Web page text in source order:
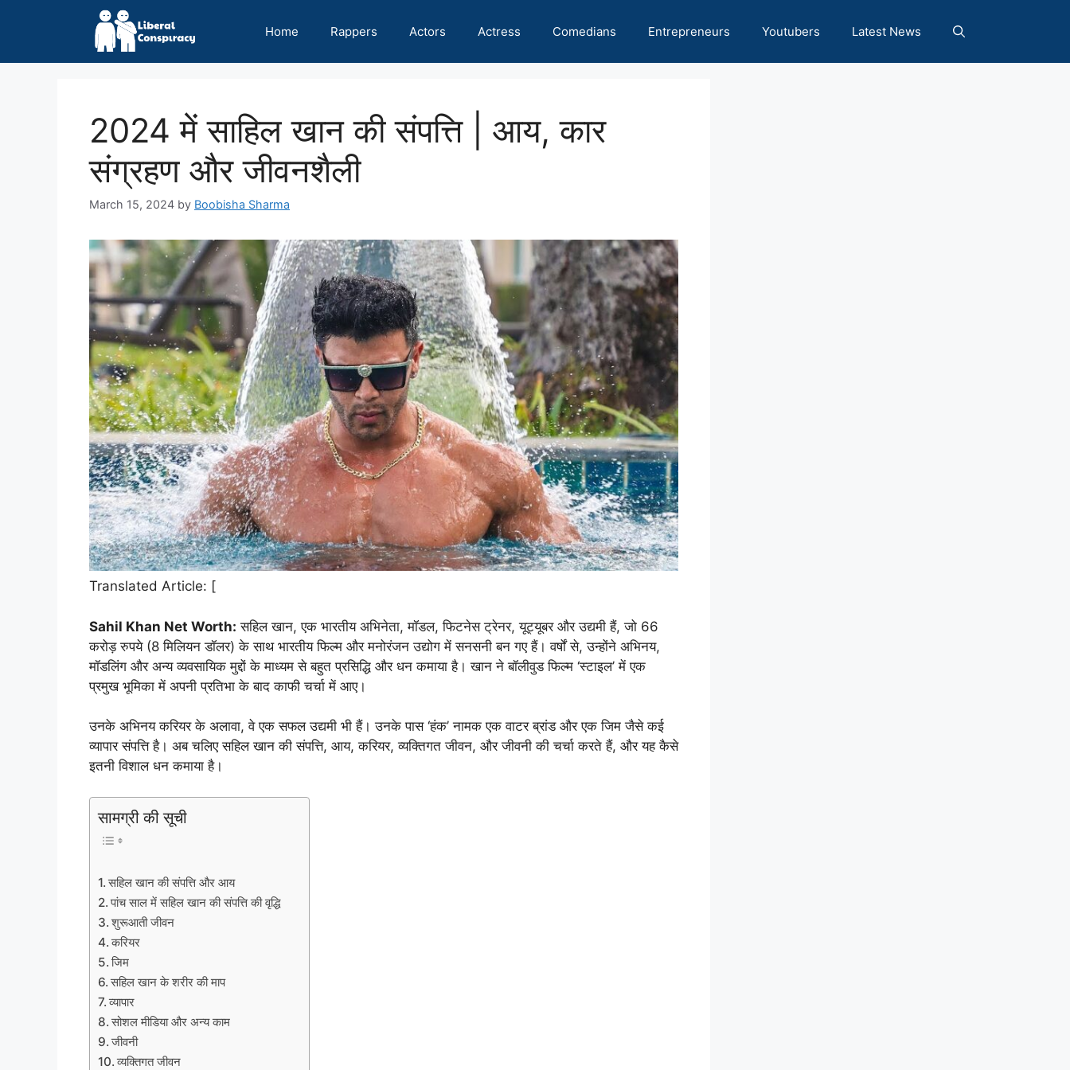
Home Rappers Actors Actress Comedians Entrepreneurs Youtubers Latest News
2024 में साहिल खान की संपत्ति | आय, कार
संग्रहण और जीवनशैली
March 15, 2024 by Boobisha Sharma
Translated Article: [
Sahil Khan Net Worth: सहिल खान, एक भारतीय अभिनेता, मॉडल, फिटनेस ट्रेनर, यूट्यूबर और उद्यमी हैं, जो 66
करोड़ रुपये (8 मिलियन डॉलर) के साथ भारतीय फिल्म और मनोरंजन उद्योग में सनसनी बन गए हैं। वर्षों से, उन्होंने अभिनय,
मॉडलिंग और अन्य व्यवसायिक मुद्दों के माध्यम से बहुत प्रसिद्धि और धन कमाया है। खान ने बॉलीवुड फिल्म ‘स्टाइल’ में एक
प्रमुख भूमिका में अपनी प्रतिभा के बाद काफी चर्चा में आए।
उनके अभिनय करियर के अलावा, वे एक सफल उद्यमी भी हैं। उनके पास ‘हंक’ नामक एक वाटर ब्रांड और एक जिम जैसे कई
व्यापार संपत्ति है। अब चलिए सहिल खान की संपत्ति, आय, करियर, व्यक्तिगत जीवन, और जीवनी की चर्चा करते हैं, और यह कैसे
इतनी विशाल धन कमाया है।
सामग्री की सूची
सहिल खान की संपत्ति और आय
पांच साल में सहिल खान की संपत्ति की वृद्धि
शुरूआती जीवन
करियर
जिम
सहिल खान के शरीर की माप
व्यापार
सोशल मीडिया और अन्य काम
जीवनी
व्यक्तिगत जीवन